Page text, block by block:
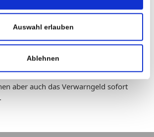
Auswahl erlauben
Ablehnen
Schnell
in der betroffenen Behörde
aber auch das Verwarngeld sofort